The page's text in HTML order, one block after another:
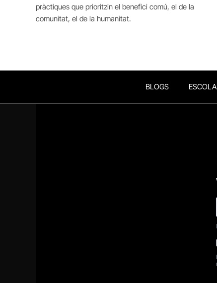
pràctiques que prioritzin el benefici comú, el de la
comunitat, el de la humanitat.
BLOGS ESCOLA